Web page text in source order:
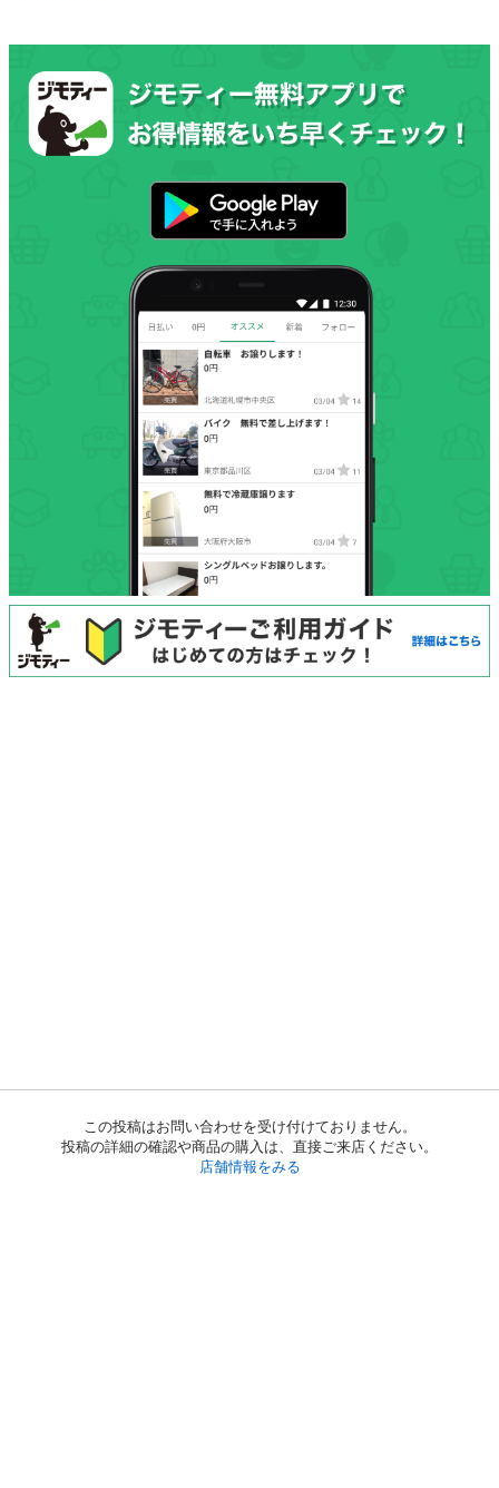
この投稿はお問い合わせを受け付けておりません。
投稿の詳細の確認や商品の購入は、直接ご来店ください。
店舗情報をみる